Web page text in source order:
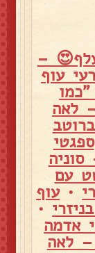
–
עוף
לאה
ספגטי
עם
•עוף
•
אדמה
לאה